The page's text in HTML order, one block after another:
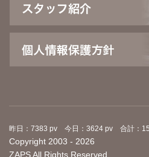
昨日：7383 pv 今日：3624 pv 合計：
Copyright 2003 - 2026
ZAPS All Rights Reserved.